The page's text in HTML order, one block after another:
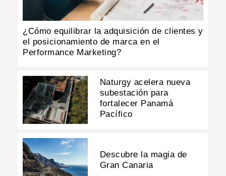
¿Cómo equilibrar la adquisición de clientes y
el posicionamiento de marca en el
Performance Marketing?
Naturgy acelera nueva
subestación para
fortalecer Panamá
Pacífico
Descubre la magia de
Gran Canaria